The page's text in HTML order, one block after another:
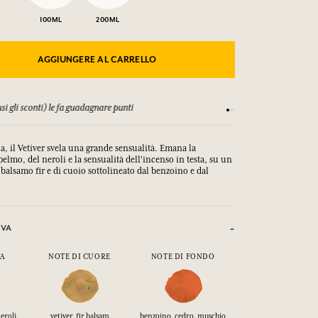
100ML 200ML
AGGIUNGERE AL CARRELLO
gli sconti) le fa guadagnare punti
il Vetiver svela una grande sensualità. Emana la
del neroli e la sensualità dell'incenso in testa, su un
fir e di cuoio sottolineato dal benzoino e dal
NOTE DI CUORE NOTE DI FONDO
vetiver, fir balsam benzoino, cedro, muschio